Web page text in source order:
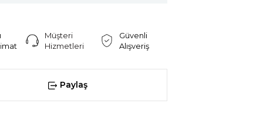
Müşteri
Hizmetleri
Güvenli
Alışveriş
Paylaş